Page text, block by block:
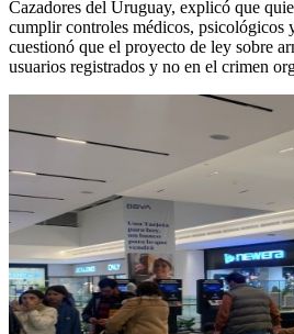
Cazadores del Uruguay, explicó que
cumplir controles médicos, psicológicos
cuestionó que el proyecto de ley sobre
usuarios registrados y no en el crimen